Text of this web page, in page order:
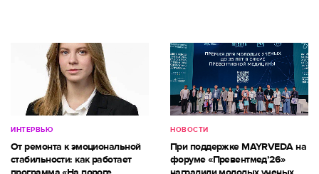
ИНТЕРВЬЮ
От ремонта к эмоциональной
стабильности: как работает
НОВОСТИ
При поддержке MAYRVEDA на
форуме «Превентмед’26»